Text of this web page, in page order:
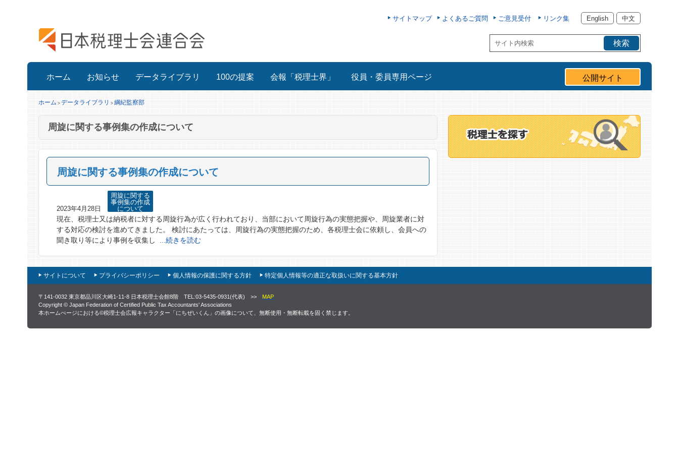
サイトマップ よくあるご質問 ご意見受付 リンク集 English 中文
公開サイト
ホーム お知らせ データライブラリ 100の提案 会報「税理士界」 役員・委員専用ページ
ホーム >データライブラリ >綱紀監察部
周旋に関する事例集の作成について
周旋に関する事例集の作成について
2023年4月28日
周旋に関する
事例集の作成
について
現在、税理士又は納税者に対する周旋行為が広く行われており、当部において周旋行為の実態把握や、周旋業者に対
する対応の検討を進めてきました。 検討にあたっては、周旋行為の実態把握のため、各税理士会に依頼し、会員への
聞き取り等により事例を収集し
...続きを読む
サイトについて プライバシーポリシー 個人情報の保護に関する方針 特定個人情報等の適正な取扱いに関する基本方針
〒141-0032 東京都品川区大崎1-11-8 日本税理士会館8階 TEL:03-5435-0931(代表) >> MAP
Copyright © Japan Federation of Certified Public Tax Accountants' Associations
本ホームぺージにおける©税理士会広報キャラクター「にちぜいくん」の画像について、無断使用・無断転載を固く禁じます。